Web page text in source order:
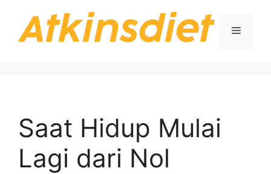
Menu
Saat Hidup Mulai
Lagi dari Nol